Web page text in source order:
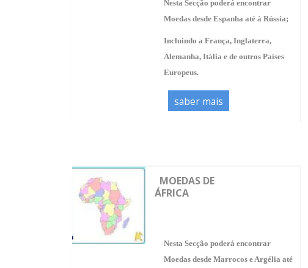
Nesta Secção poderá encontrar
Moedas desde Espanha até à Rússia;
Incluindo a França, Inglaterra,
Alemanha, Itália e de outros Países
Europeus.
saber mais
MOEDAS DE
ÁFRICA
Nesta Secção poderá encontrar
Moedas desde Marrocos e Argélia até